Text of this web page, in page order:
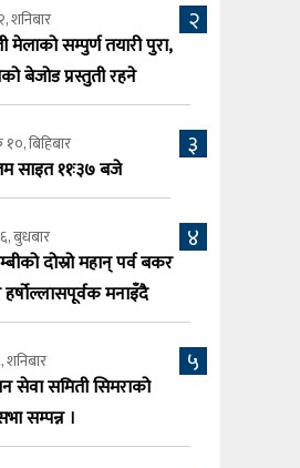
६ गते बुधबारको कामना खबर
मेला भव्यरूपमा सम्पन्न,
झुमाए दर्शक
मेलाको सम्पुर्ण तयारी पुरा,
बेजोड प्रस्तुती रहने
शनिबार
मेलाको सम्पुर्ण तयारी पुरा,
बेजोड प्रस्तुती रहने
२
बिहिबार
साइत ११ः३७ बजे
३
बुधबार
दोस्रो महान् पर्व बकर
मनाइँदै
४
सेवा समिती सिमराको
सम्पन्न ।
५